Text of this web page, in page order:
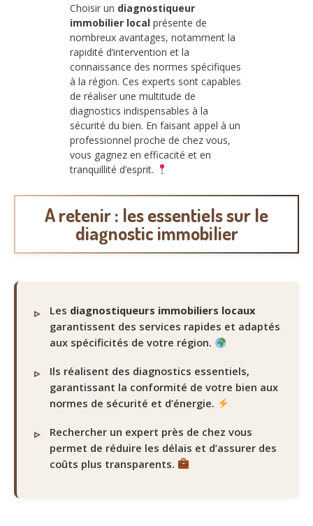
Choisir un diagnostiqueur
immobilier local présente de
nombreux avantages, notamment la
rapidité d’intervention et la
connaissance des normes spécifiques
à la région. Ces experts sont capables
de réaliser une multitude de
diagnostics indispensables à la
sécurité du bien. En faisant appel à un
professionnel proche de chez vous,
vous gagnez en efficacité et en
tranquillité d’esprit.
A retenir : les essentiels sur le
diagnostic immobilier
Les diagnostiqueurs immobiliers locaux
garantissent des services rapides et adaptés
aux spécificités de votre région.
Ils réalisent des diagnostics essentiels,
garantissant la conformité de votre bien aux
normes de sécurité et d’énergie.
Rechercher un expert près de chez vous
permet de réduire les délais et d’assurer des
coûts plus transparents.